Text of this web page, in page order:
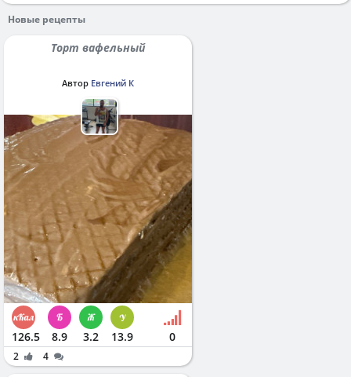
Новые рецепты
Торт вафельный
Автор Евгений К
126.5 8.9 3.2 13.9 0
2 4